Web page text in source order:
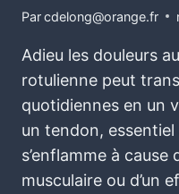
Parcdelong@orange.fr
Adieu les douleurs
rotulienne peut
quotidiennes en un
un tendon,
s’enflamme à cause
musculaire ou d’un